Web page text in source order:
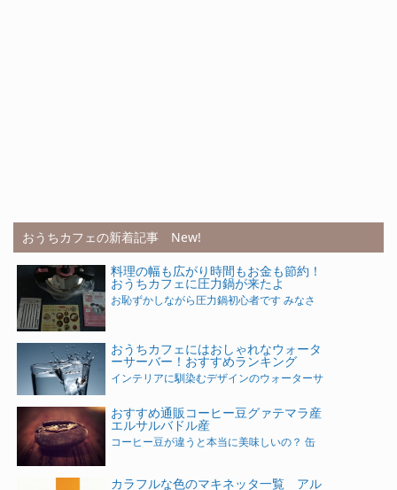
おうちカフェの新着記事 New!
料理の幅も広がり時間もお金も節約！
おうちカフェに圧力鍋が来たよ
お恥ずかしながら圧力鍋初心者です みなさ
おうちカフェにはおしゃれなウォータ
ーサーバー！おすすめランキング
インテリアに馴染むデザインのウォーターサ
おすすめ通販コーヒー豆グァテマラ産
エルサルバドル産
コーヒー豆が違うと本当に美味しいの？ 缶
カラフルな色のマキネッタ一覧 アル